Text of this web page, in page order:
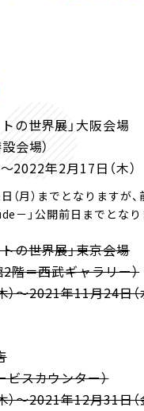
の世界展」大阪会場
会場）
2022年2月17日（木）
月）までとなりますが
－」公開前日までとなり
の世界展」東京会場
階＝西武ギャラリー）
～2021年11月24日（
ビスカウンター）
）～2021年12月31日